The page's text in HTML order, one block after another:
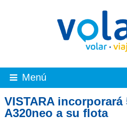
Menú
VISTARA incorporará
A320neo a su flota